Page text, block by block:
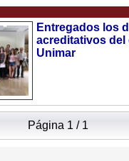
Entregados los
acreditativos del
Unimar
Página 1 / 1